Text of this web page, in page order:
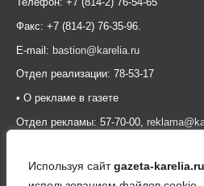
Используя сайтgazeta-karelia.ru
Факс: +7 (814-2) 76-35-96.
E-mail: bastion@karelia.ru
Отдел реализации: 78-53-17
• О рекламе в газете
Отдел рекламы: 57-70-00,